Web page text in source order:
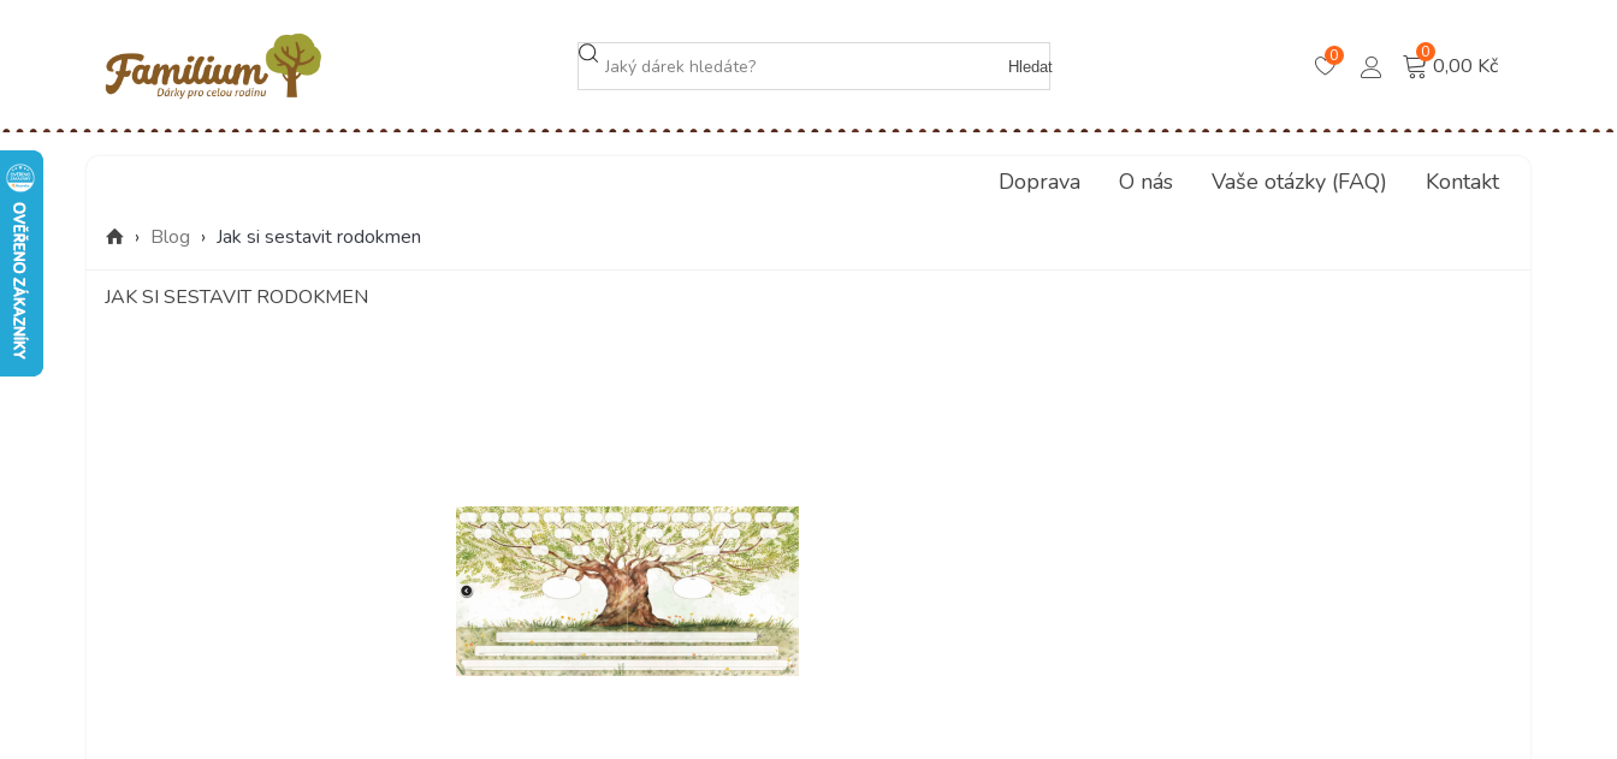
Hledat
0 0
0,00 Kč
Doprava O nás Vaše otázky (FAQ) Kontakt
› Blog › Jak si sestavit rodokmen
JAK SI SESTAVIT RODOKMEN